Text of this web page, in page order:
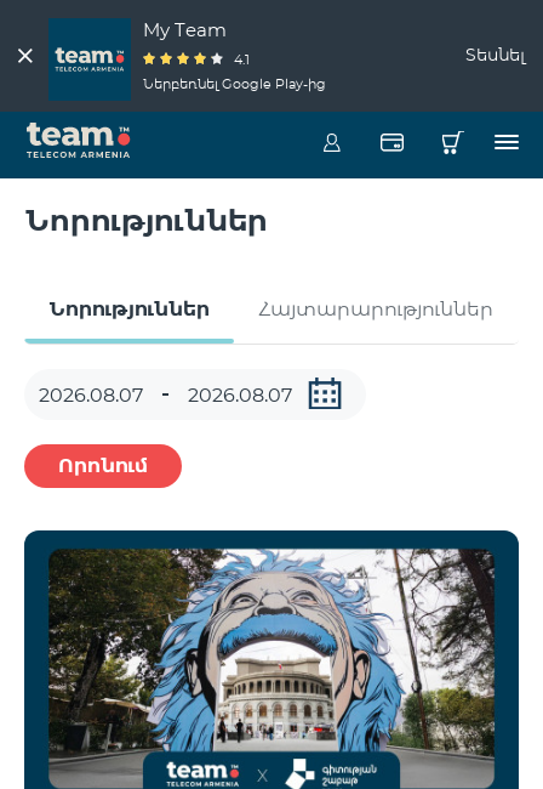
My Team
4.1
Ներբեռնել Google Play-ից
Տեսնել
Նորություններ
Նորություններ Հայտարարություններ
Որոնում